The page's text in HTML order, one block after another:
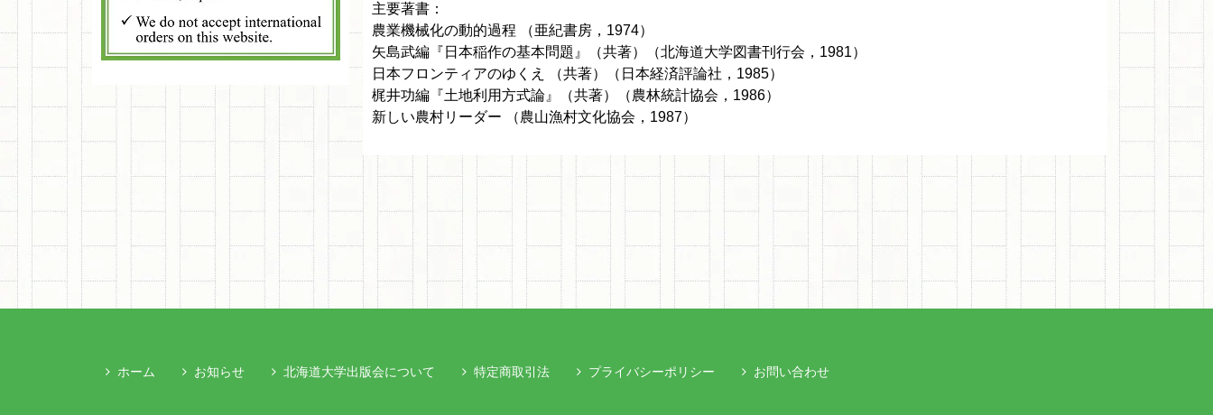
主要著書：
農業機械化の動的過程 （亜紀書房，1974）
矢島武編『日本稲作の基本問題』（共著）（北海道大学図書刊行会，1981）
日本フロンティアのゆくえ （共著）（日本経済評論社，1985）
梶井功編『土地利用方式論』（共著）（農林統計協会，1986）
新しい農村リーダー （農山漁村文化協会，1987）
ホーム お知らせ 北海道大学出版会について 特定商取引法 プライバシーポリシー お問い合わせ